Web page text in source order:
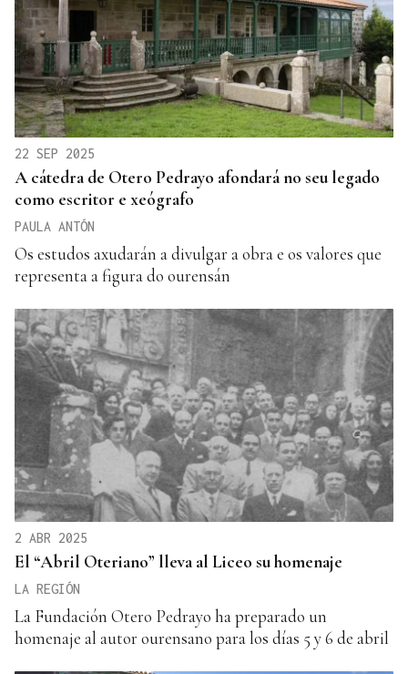
22 SEP 2025
A cátedra de Otero Pedrayo afondará no seu legado
como escritor e xeógrafo
PAULA ANTÓN
Os estudos axudarán a divulgar a obra e os valores que
representa a figura do ourensán
2 ABR 2025
El “Abril Oteriano” lleva al Liceo su homenaje
LA REGIÓN
La Fundación Otero Pedrayo ha preparado un
homenaje al autor ourensano para los días 5 y 6 de abril